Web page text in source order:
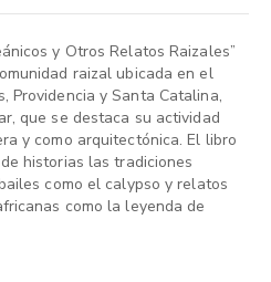
y Otros Relatos Raizales”
raizal ubicada en el
Providencia y Santa Catalina,
que se destaca su actividad
y como arquitectónica. El libro
historias las tradiciones
como el calypso y relatos
como la leyenda de